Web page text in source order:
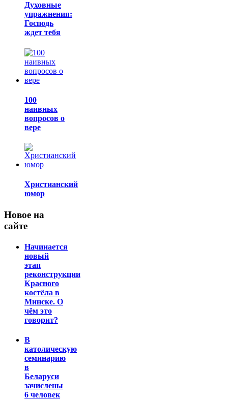
Духовные
упражнения:
Господь
ждет тебя
100
наивных
вопросов о
вере
Христианский
юмор
Новое на
сайте
Начинается
новый
этап
реконструкции
Красного
костёла в
Минске. О
чём это
говорит?
В
католическую
семинарию
в
Беларуси
зачислены
6 человек